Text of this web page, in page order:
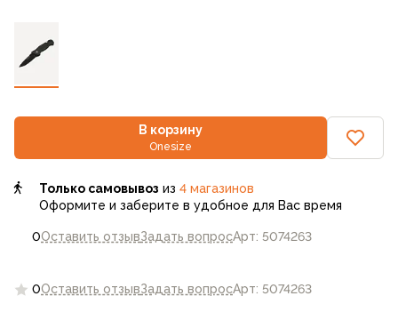
0Оставить отзывЗадать вопросАрт: 5074263
В корзину
Onesize
0Оставить отзывЗадать вопросАрт: 5074263
Только самовывоз из 4 магазинов
Оформите и заберите в удобное для Вас время